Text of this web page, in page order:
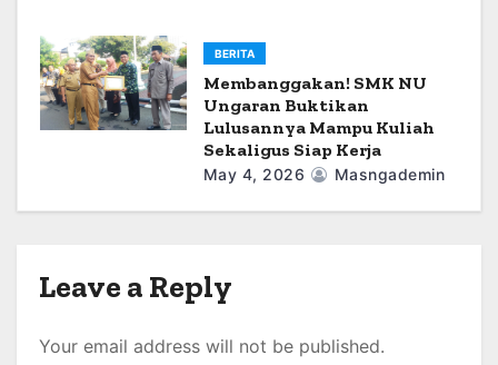
BERITA
Membanggakan! SMK NU
Ungaran Buktikan
Lulusannya Mampu Kuliah
Sekaligus Siap Kerja
May 4, 2026 Masngademin
Leave a Reply
Your email address will not be published.